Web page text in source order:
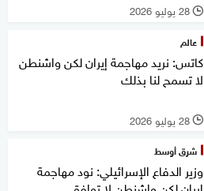
l 28 يوليو 2026
عالم
كاتس: نريد مهاجمة إيران لكن واشنطن
لا تسمح لنا بذلك
l 28 يوليو 2026
شرق أوسط
وزير الدفاع الإسرائيلي: نود مهاجمة